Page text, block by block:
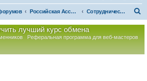
Российская Ассоциация Развития Игорного Бизнеса Сотрудничество/Услуги
лучший курс обмена
Реферальная программа для веб-мастеров